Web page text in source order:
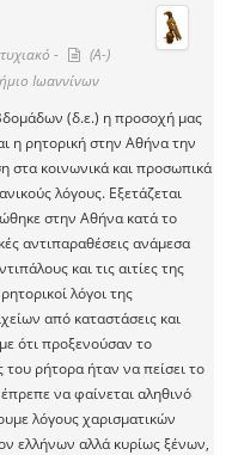
-
(A-)
Ιωαννίνων
(δ.ε.) η προσοχή μας
η ρητορική στην Αθήνα την
στα κοινωνικά και προσωπικά
λόγους. Εξετάζεται
στην Αθήνα κατά το
αντιπαραθέσεις ανάμεσα
και τις αιτίες της
λόγοι της
από καταστάσεις και
ότι προξενούσαν το
ρήτορα ήταν να πείσει το
να φαίνεται αληθινό
λόγους χαρισματικών
ελλήνων αλλά κυρίως ξένων,